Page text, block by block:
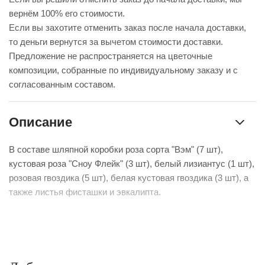
вернём 100% его стоимости.
Если вы захотите отменить заказ после начала доставки,
то деньги вернутся за вычетом стоимости доставки.
Предложение не распространяется на цветочные
композиции, собранные по индивидуальному заказу и с
согласованным составом.
Описание
В составе шляпной коробки роза сорта "Вэм" (7 шт),
кустовая роза "Сноу Флейк" (3 шт), белый лизиантус (1 шт),
розовая гвоздика (5 шт), белая кустовая гвоздика (3 шт), а
также листья фисташки и эвкалипта.
состав.